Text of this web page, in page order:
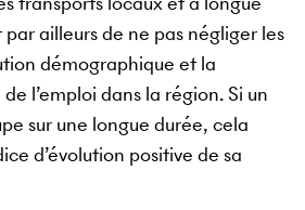
ailleurs de ne pas négliger les
démographique et la
l’emploi dans la région. Si un
sur une longue durée, cela
d’évolution positive de sa